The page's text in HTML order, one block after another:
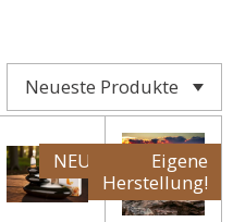
NEU
Eigene
Herstellung!